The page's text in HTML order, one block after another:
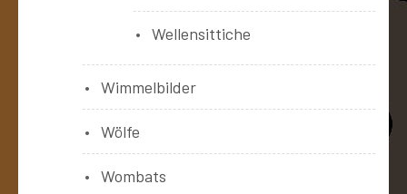
Wellensittiche
Wimmelbilder
Wölfe
Wombats